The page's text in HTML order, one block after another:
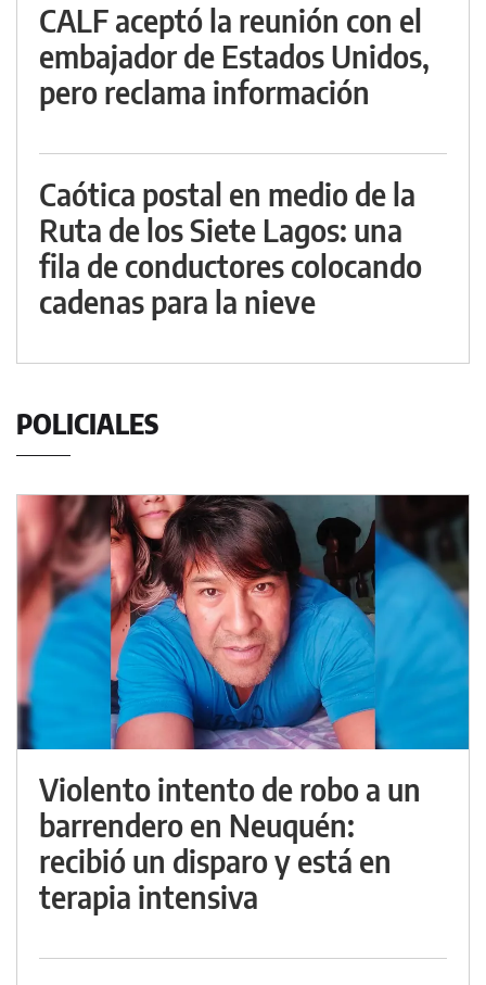
CALF aceptó la reunión con el
embajador de Estados Unidos,
pero reclama información
Caótica postal en medio de la
Ruta de los Siete Lagos: una
fila de conductores colocando
cadenas para la nieve
POLICIALES
Violento intento de robo a un
barrendero en Neuquén:
recibió un disparo y está en
terapia intensiva